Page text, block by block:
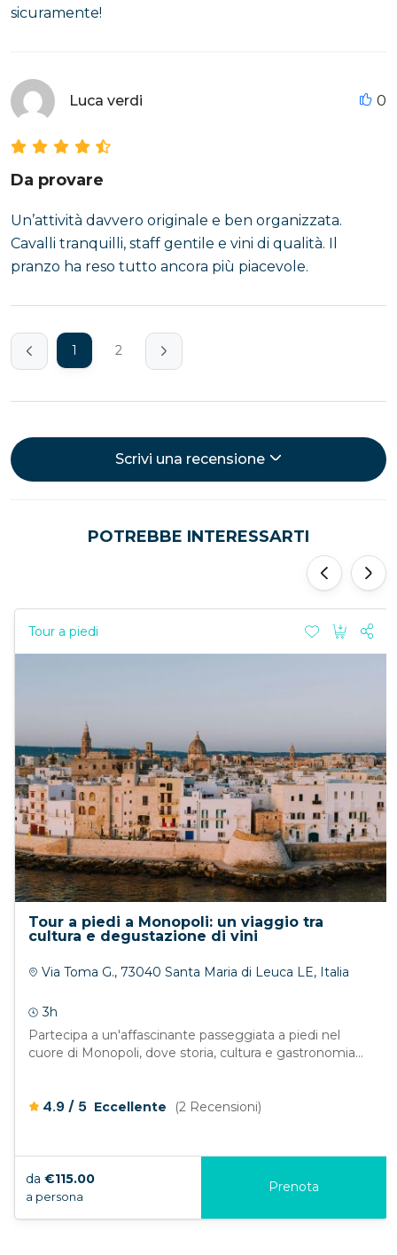
sicuramente!
Luca verdi 0
Da provare
Un’attività davvero originale e ben organizzata.
Cavalli tranquilli, staff gentile e vini di qualità. Il
pranzo ha reso tutto ancora più piacevole.
1 2
Scrivi una recensione
POTREBBE INTERESSARTI
Tour a piedi
Tour a piedi a Monopoli: un viaggio tra
cultura e degustazione di vini
Via Toma G., 73040 Santa Maria di Leuca LE, Italia
3h
Partecipa a un'affascinante passeggiata a piedi nel
cuore di Monopoli, dove storia, cultura e gastronomia...
4.9 / 5 Eccellente (2 Recensioni)
da €115.00
a persona
Prenota
‹ ›